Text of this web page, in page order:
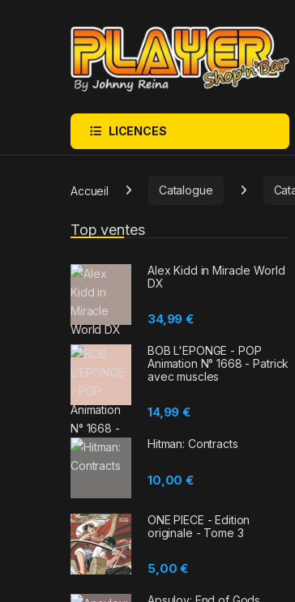
LICENCES
Accueil Catalogue
Top ventes
Alex Kidd in Miracle World
DX
34,99€
BOB L'EPONGE - POP
Animation N° 1668 - Patrick
avec muscles
14,99€
Hitman: Contracts
10,00€
ONE PIECE - Edition
originale - Tome 3
5,00€